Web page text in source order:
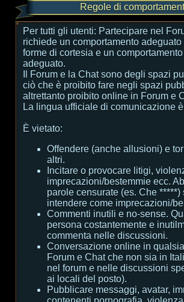
Regole di
Per tutti gli utenti: Partecipare nel
richiede un comportamento
forme di cortesia e un
adeguato.
Il Forum e la Chat sono degli spazi
ciò che è proibito fare negli spazi
altrettanto proibito online in Forum e
La lingua ufficiale di comunicazione
È vietato:
Offendere (anche allusioni) e
altri.
Incitare o provocare litigi,
imprecazioni/bestemmie ecc.
parole censurate (es. Che *****)
intendere come imprecazioni/
Commenti inutili e no-sense.
persona costantemente e
commenta nelle discussioni.
Conversazione online in
Forum e Chat che non sia in
nel forum e nelle discussioni
ai locali del posto).
Pubblicare messaggi, avatar,